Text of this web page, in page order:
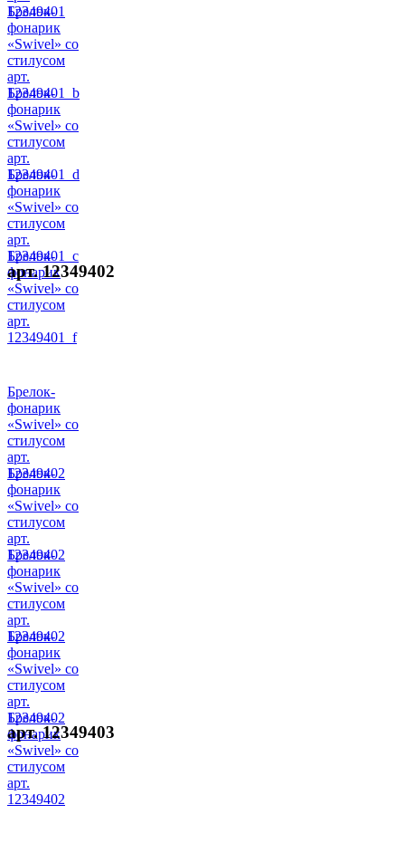
12349401
Брелок-
фонарик
«Swivel» со
стилусом
арт.
12349401_b
Брелок-
фонарик
«Swivel» со
стилусом
арт.
12349401_d
Брелок-
фонарик
«Swivel» со
стилусом
арт.
12349401_c
Брелок-
фонарик
«Swivel» со
стилусом
арт.
12349401_f
арт. 12349402
Брелок-
фонарик
«Swivel» со
стилусом
арт.
12349402
Брелок-
фонарик
«Swivel» со
стилусом
арт.
12349402
Брелок-
фонарик
«Swivel» со
стилусом
арт.
12349402
Брелок-
фонарик
«Swivel» со
стилусом
арт.
12349402
Брелок-
фонарик
«Swivel» со
стилусом
арт.
12349402
арт. 12349403